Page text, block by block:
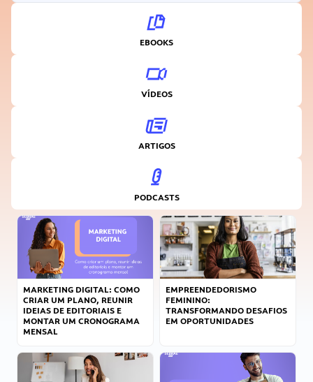
EBOOKS
VÍDEOS
ARTIGOS
PODCASTS
MARKETING DIGITAL: COMO
CRIAR UM PLANO, REUNIR
IDEIAS DE EDITORIAIS E
MONTAR UM CRONOGRAMA
MENSAL
EMPREENDEDORISMO
FEMININO:
TRANSFORMANDO DESAFIOS
EM OPORTUNIDADES